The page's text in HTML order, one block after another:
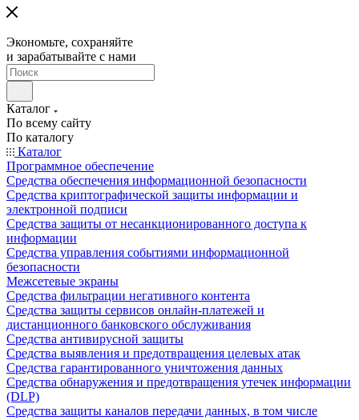
Экономьте, сохраняйте
и зарабатывайте с нами
Каталог
По всему сайту
По каталогу
Каталог
Программное обеспечение
Средства обеспечения информационной безопасности
Средства криптографической защиты информации и
электронной подписи
Средства защиты от несанкционированного доступа к
информации
Средства управления событиями информационной
безопасности
Межсетевые экраны
Средства фильтрации негативного контента
Средства защиты сервисов онлайн-платежей и
дистанционного банковского обслуживания
Средства антивирусной защиты
Средства выявления и предотвращения целевых атак
Средства гарантированного уничтожения данных
Средства обнаружения и предотвращения утечек информации
(DLP)
Средства защиты каналов передачи данных, в том числе